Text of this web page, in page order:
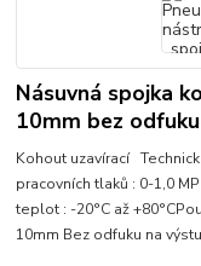
Násuvná spojka
10mm bez odfuku
Kohout uzavírací
pracovních tlaků : 0-1,0
teplot : -20°C až
10mm Bez odfuku na